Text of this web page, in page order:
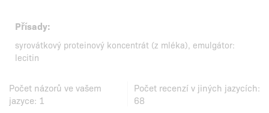
Přísady:
syrovátkový proteinový koncentrát (z mléka), emulgátor:
lecitin
Počet názorů ve vašem
jazyce: 1
Počet recenzí v jiných jazycích:
68